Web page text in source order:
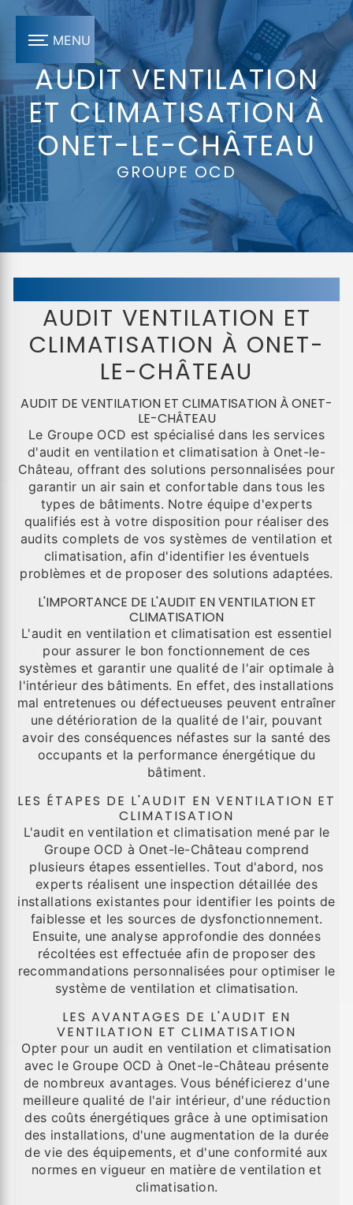
MENU
AUDIT VENTILATION
ET CLIMATISATION À
ONET-LE-CHÂTEAU
GROUPE OCD
AUDIT VENTILATION ET
CLIMATISATION À ONET-
LE-CHÂTEAU
AUDIT DE VENTILATION ET CLIMATISATION À ONET-
LE-CHÂTEAU
Le Groupe OCD est spécialisé dans les services
d'audit en ventilation et climatisation à Onet-le-
Château, offrant des solutions personnalisées pour
garantir un air sain et confortable dans tous les
types de bâtiments. Notre équipe d'experts
qualifiés est à votre disposition pour réaliser des
audits complets de vos systèmes de ventilation et
climatisation, afin d'identifier les éventuels
problèmes et de proposer des solutions adaptées.
L'IMPORTANCE DE L'AUDIT EN VENTILATION ET
CLIMATISATION
L'audit en ventilation et climatisation est essentiel
pour assurer le bon fonctionnement de ces
systèmes et garantir une qualité de l'air optimale à
l'intérieur des bâtiments. En effet, des installations
mal entretenues ou défectueuses peuvent entraîner
une détérioration de la qualité de l'air, pouvant
avoir des conséquences néfastes sur la santé des
occupants et la performance énergétique du
bâtiment.
LES ÉTAPES DE L'AUDIT EN VENTILATION ET
CLIMATISATION
L'audit en ventilation et climatisation mené par le
Groupe OCD à Onet-le-Château comprend
plusieurs étapes essentielles. Tout d'abord, nos
experts réalisent une inspection détaillée des
installations existantes pour identifier les points de
faiblesse et les sources de dysfonctionnement.
Ensuite, une analyse approfondie des données
récoltées est effectuée afin de proposer des
recommandations personnalisées pour optimiser le
système de ventilation et climatisation.
LES AVANTAGES DE L'AUDIT EN
VENTILATION ET CLIMATISATION
Opter pour un audit en ventilation et climatisation
avec le Groupe OCD à Onet-le-Château présente
de nombreux avantages. Vous bénéficierez d'une
meilleure qualité de l'air intérieur, d'une réduction
des coûts énergétiques grâce à une optimisation
des installations, d'une augmentation de la durée
de vie des équipements, et d'une conformité aux
normes en vigueur en matière de ventilation et
climatisation.
Panneau de gestion des cookies